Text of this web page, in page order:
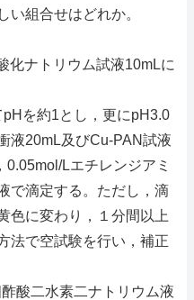
い組合せはどれか。
化ナトリウム試液10mLに
を約1とし，更にpH3.0
液20mL及びCu-PAN試液
Lエチレンジアミ
で滴定する。ただし，滴
色に変わり，１分間以上
法で空試験を行い，補正
酸二水素二ナトリウム液